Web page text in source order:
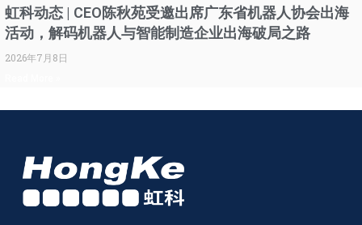
虹科动态 | CEO陈秋苑受邀出席广东省机器人协会出海
活动，解码机器人与智能制造企业出海破局之路
2026年7月8日